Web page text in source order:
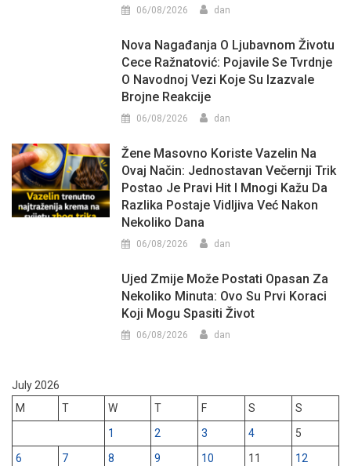
06/08/2026 dan
Nova Nagađanja O Ljubavnom Životu
Cece Ražnatović: Pojavile Se Tvrdnje
O Navodnoj Vezi Koje Su Izazvale
Brojne Reakcije
06/08/2026 dan
Žene Masovno Koriste Vazelin Na
Ovaj Način: Jednostavan Večernji Trik
Postao Je Pravi Hit I Mnogi Kažu Da
Razlika Postaje Vidljiva Već Nakon
Nekoliko Dana
06/08/2026 dan
Ujed Zmije Može Postati Opasan Za
Nekoliko Minuta: Ovo Su Prvi Koraci
Koji Mogu Spasiti Život
06/08/2026 dan
July 2026
M
T W T F S
S
1
2 3 4
5
6
7 8 9 10 11
12